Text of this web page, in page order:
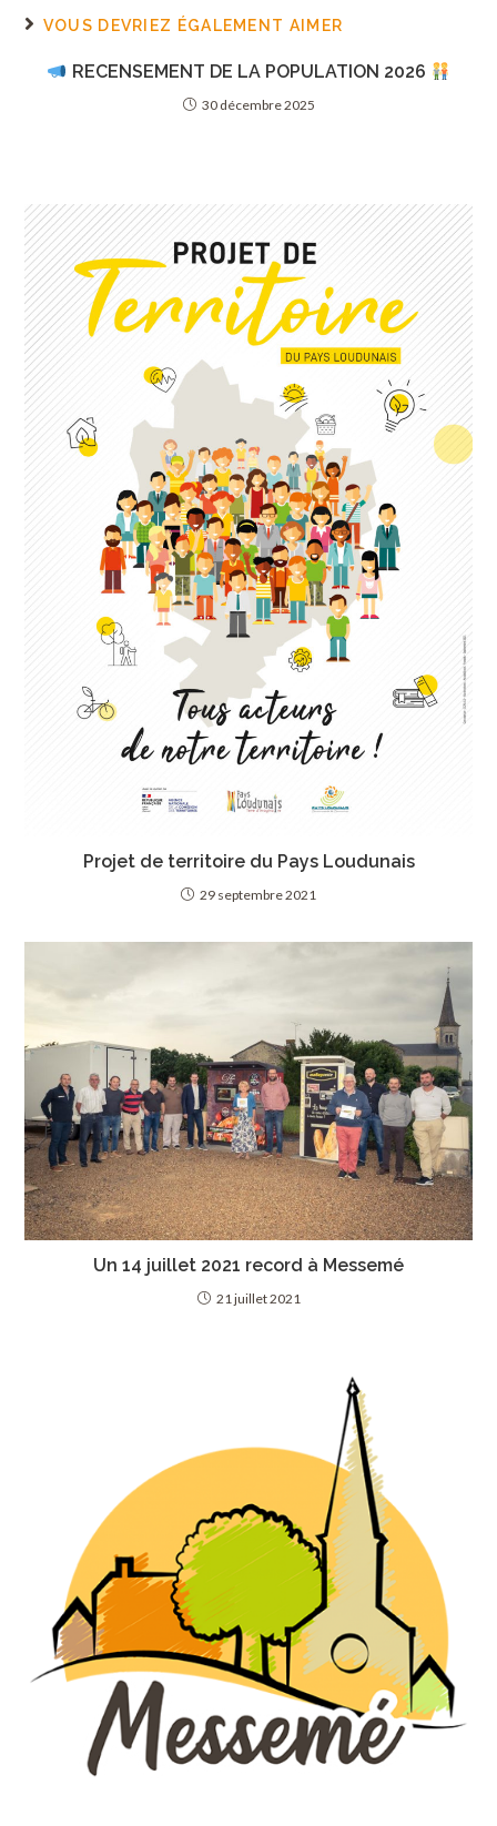
VOUS DEVRIEZ ÉGALEMENT AIMER
RECENSEMENT DE LA POPULATION 2026
30 décembre 2025
Projet de territoire du Pays Loudunais
29 septembre 2021
Un 14 juillet 2021 record à Messemé
21 juillet 2021